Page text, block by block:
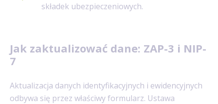
składek ubezpieczeniowych.
Jak zaktualizować dane: ZAP-3 i NIP-
7
Aktualizacja danych identyfikacyjnych i ewidencyjnych
odbywa się przez właściwy formularz. Ustawa